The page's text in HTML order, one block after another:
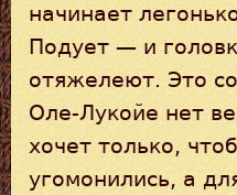
начинает
Подует — и
отяжелеют. Это
Оле-Лукойе нет
хочет только,
угомонились, а